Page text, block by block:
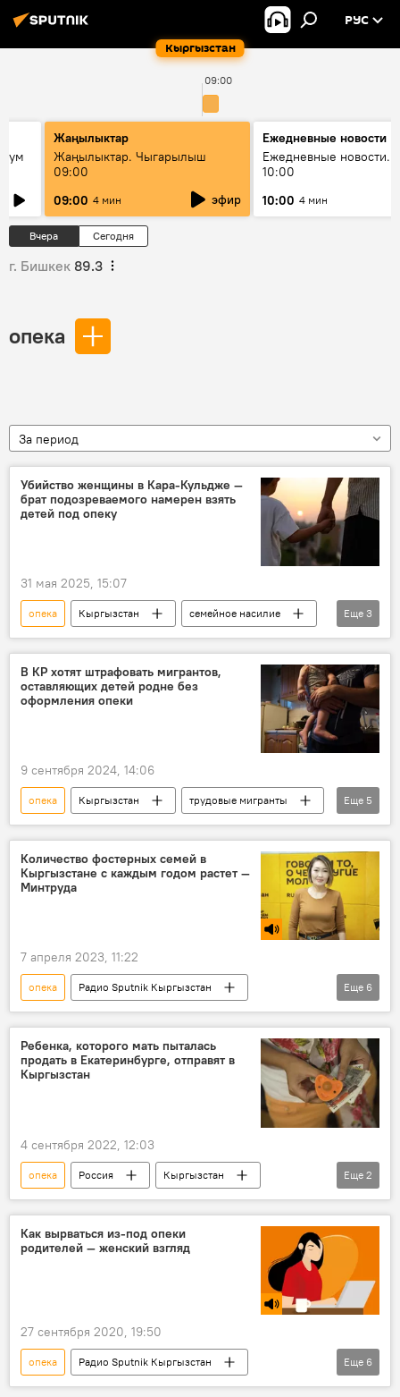
Кыргызстан
РУС
09:00
Жаңылыктар
Жаңылыктар. Чыгарылыш
09:00
09:00 4 мин эфир
Ежедневные новости
Ежедневные новости.
10:00
10:00 4 мин
Вчера Сегодня
г. Бишкек 89.3
опека
За период
Убийство женщины в Кара-Кульдже —
брат подозреваемого намерен взять
детей под опеку
31 мая 2025, 15:07
опека Кыргызстан
семейное насилие
омбудсмен
убийство дети
Еще 3
В КР хотят штрафовать мигрантов,
оставляющих детей родне без
оформления опеки
9 сентября 2024, 14:06
опека Кыргызстан
трудовые мигранты
дети
родители
штраф
законопроект
Министерство труда, социального обеспечения и миграции КР
Еще 5
Количество фостерных семей в
Кыргызстане с каждым годом растет —
Минтруда
7 апреля 2023, 11:22
опека
Радио Sputnik Кыргызстан
родители
Министерство труда, социального обеспечения и миграции КР
Кыргызстан
попечение
Еще 6
Ребенка, которого мать пыталась
продать в Екатеринбурге, отправят в
Кыргызстан
4 сентября 2022, 12:03
опека Россия
Кыргызстан
мать
продажа ребенок
Еще 2
Как вырваться из-под опеки
родителей — женский взгляд
27 сентября 2020, 19:50
опека
Радио Sputnik Кыргызстан
Общество
Кыргызстан
Еще 6